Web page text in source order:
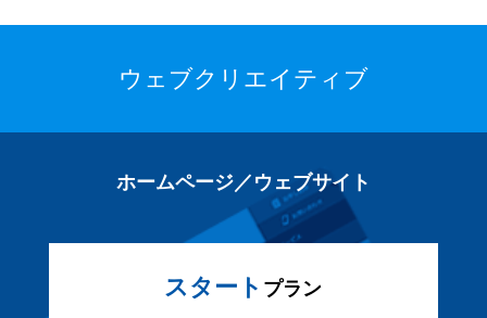
ウェブクリエイティブ
ホームページ／ウェブサイト
スタート プラン